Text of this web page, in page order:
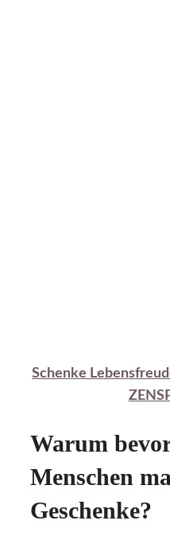
Schenke
Warum
Menschen
Geschenke?